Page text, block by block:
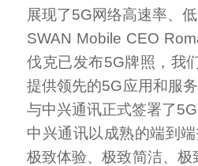
展现了5G网络高速率、低
SWAN Mobile CEO
伐克已发布5G牌照，我
提供领先的5G应用和服
与中兴通讯正式签署了5G
中兴通讯以成熟的端到
极致体验、极致简洁、